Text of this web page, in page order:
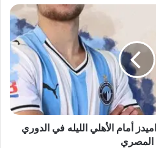
أمام الأهلي الليله في الدوري
المصري